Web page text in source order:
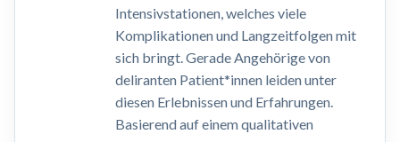
Intensivstationen, welches viele
Komplikationen und Langzeitfolgen mit
sich bringt. Gerade Angehörige von
deliranten Patient*innen leiden unter
diesen Erlebnissen und Erfahrungen.
Basierend auf einem qualitativen